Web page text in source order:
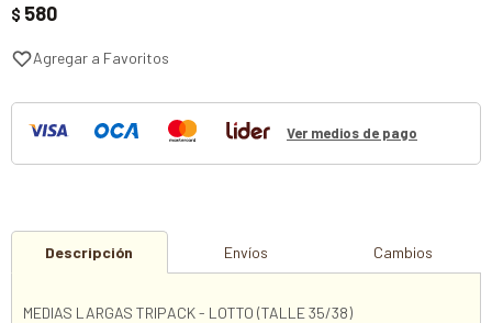
$ 580
Ver medios de pago
Descripción Envíos Cambios
MEDIAS LARGAS TRIPACK - LOTTO (TALLE 35/38)